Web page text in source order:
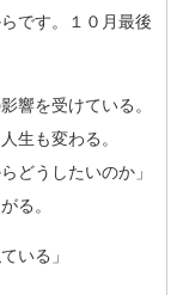
です。１０月最後
響を受けている。
生も変わる。
どうしたいのか」
る。
いる」